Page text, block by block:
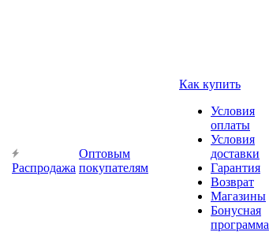
Распродажа
Оптовым
покупателям
Как купить
Условия
оплаты
Условия
доставки
Гарантия
Возврат
Магазины
Бонусная
программа